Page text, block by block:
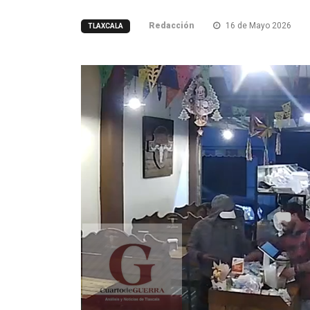
TLAXCALA Redacción 16 de Mayo 2026